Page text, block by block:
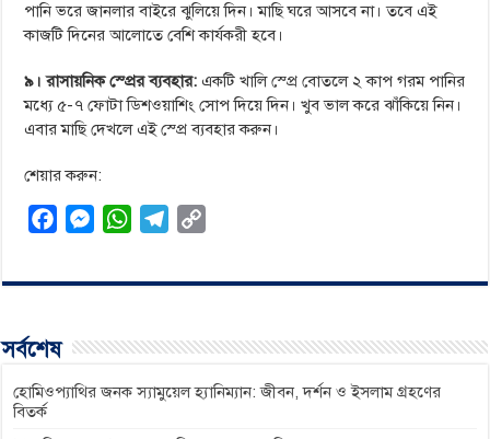
পানি ভরে জানলার বাইরে ঝুলিয়ে দিন। মাছি ঘরে আসবে না। তবে এই
কাজটি দিনের আলোতে বেশি কার্যকরী হবে।
৯। রাসায়নিক স্প্রের ব্যবহার: একটি খালি স্প্রে বোতলে ২ কাপ গরম পানির
মধ্যে ৫-৭ ফোটা ডিশওয়াশিং সোপ দিয়ে দিন। খুব ভাল করে ঝাঁকিয়ে নিন।
এবার মাছি দেখলে এই স্প্রে ব্যবহার করুন।
শেয়ার করুন:
c
o
o
M
s
g
W
a
p
l
a
p
n
সর্বশেষ
হোমিওপ্যাথির জনক স্যামুয়েল হ্যানিম্যান: জীবন, দর্শন ও ইসলাম গ্রহণের
বিতর্ক